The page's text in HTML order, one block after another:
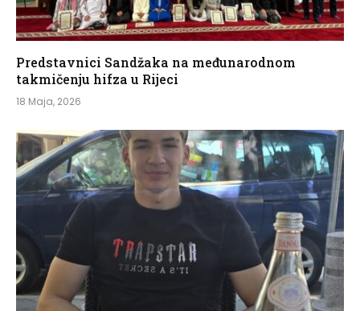
Predstavnici Sandžaka na međunarodnom
takmičenju hifza u Rijeci
18 Maja, 2026